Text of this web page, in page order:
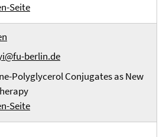
Seite
berlin.de
Polyglycerol Conjugates as New
Seite